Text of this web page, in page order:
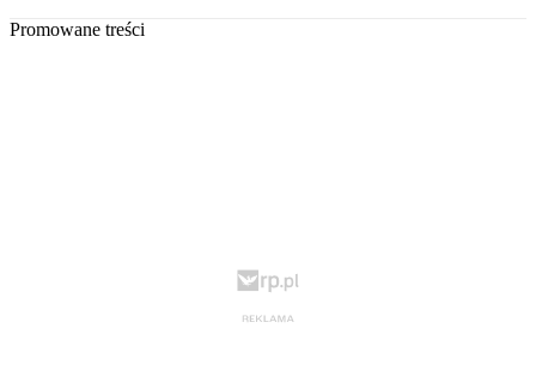
Promowane treści